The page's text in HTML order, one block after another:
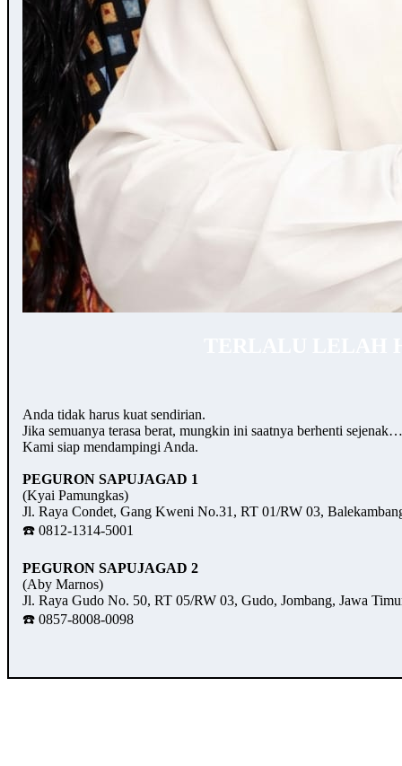
Anda tidak harus kuat sendirian.
Jika semuanya terasa berat, mungkin ini saatnya berhenti
Kami siap mendampingi Anda.
PEGURON SAPUJAGAD 1
(Kyai Pamungkas)
Jl. Raya Condet, Gang Kweni No.31, RT 01/RW 03,
☎️ 0812-1314-5001
PEGURON SAPUJAGAD 2
(Aby Marnos)
Jl. Raya Gudo No. 50, RT 05/RW 03, Gudo, Jombang, Jawa
☎️ 0857-8008-0098